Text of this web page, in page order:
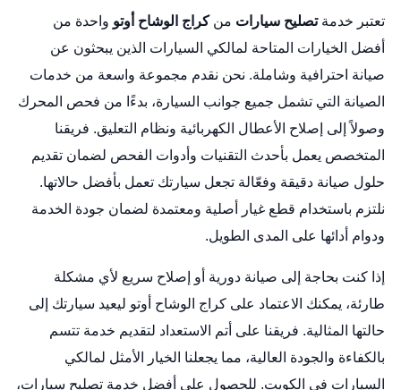
تعتبر خدمةتصليح سيارات منكراج الوشاح أوتو واحدة من
أفضل الخيارات المتاحة لمالكي السيارات الذين يبحثون عن
صيانة احترافية وشاملة. نحن نقدم مجموعة واسعة من خدمات
الصيانة التي تشمل جميع جوانب السيارة، بدءًا من فحص المحرك
وصولاً إلى إصلاح الأعطال الكهربائية ونظام التعليق. فريقنا
المتخصص يعمل بأحدث التقنيات وأدوات الفحص لضمان تقديم
حلول صيانة دقيقة وفعّالة تجعل سيارتك تعمل بأفضل حالاتها.
نلتزم باستخدام قطع غيار أصلية ومعتمدة لضمان جودة الخدمة
ودوام أدائها على المدى الطويل.
إذا كنت بحاجة إلى صيانة دورية أو إصلاح سريع لأي مشكلة
طارئة، يمكنك الاعتماد على كراج الوشاح أوتو ليعيد سيارتك إلى
حالتها المثالية. فريقنا على أتم الاستعداد لتقديم خدمة تتسم
بالكفاءة والجودة العالية، مما يجعلنا الخيار الأمثل لمالكي
السيارات في الكويت. للحصول على أفضل خدمة تصليح سيارات،